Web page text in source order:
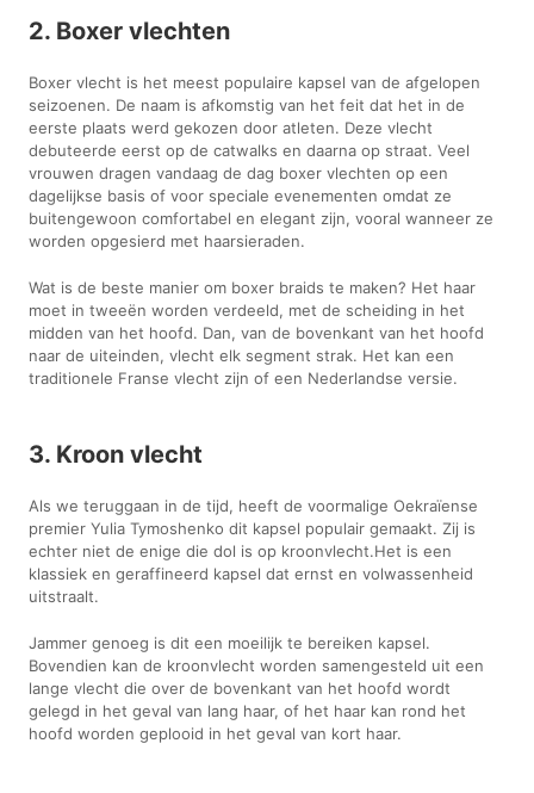
2. Boxer vlechten
Boxer vlecht is het meest populaire kapsel van de afgelopen
seizoenen. De naam is afkomstig van het feit dat het in de
eerste plaats werd gekozen door atleten. Deze vlecht
debuteerde eerst op de catwalks en daarna op straat. Veel
vrouwen dragen vandaag de dag boxer vlechten op een
dagelijkse basis of voor speciale evenementen omdat ze
buitengewoon comfortabel en elegant zijn, vooral wanneer ze
worden opgesierd met haarsieraden.
Wat is de beste manier om boxer braids te maken? Het haar
moet in tweeën worden verdeeld, met de scheiding in het
midden van het hoofd. Dan, van de bovenkant van het hoofd
naar de uiteinden, vlecht elk segment strak. Het kan een
traditionele Franse vlecht zijn of een Nederlandse versie.
3. Kroon vlecht
Als we teruggaan in de tijd, heeft de voormalige Oekraïense
premier Yulia Tymoshenko dit kapsel populair gemaakt. Zij is
echter niet de enige die dol is op kroonvlecht.Het is een
klassiek en geraffineerd kapsel dat ernst en volwassenheid
uitstraalt.
Jammer genoeg is dit een moeilijk te bereiken kapsel.
Bovendien kan de kroonvlecht worden samengesteld uit een
lange vlecht die over de bovenkant van het hoofd wordt
gelegd in het geval van lang haar, of het haar kan rond het
hoofd worden geplooid in het geval van kort haar.